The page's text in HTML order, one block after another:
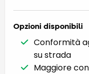
Opzioni disponibili
Conformità
su strada
Maggiore